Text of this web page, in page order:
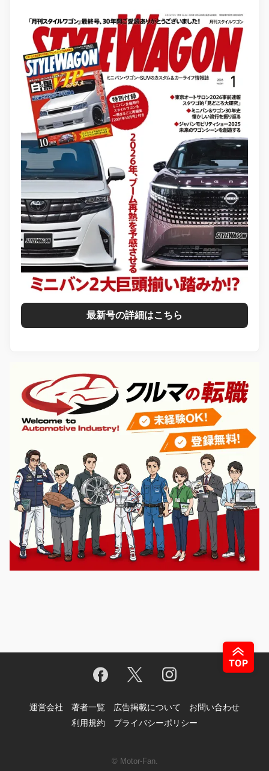
最新号の詳細はこちら
運営会社 著者一覧 広告掲載について
お問い合わせ
利用規約
プライバシーポリシー
© Motor-Fan.